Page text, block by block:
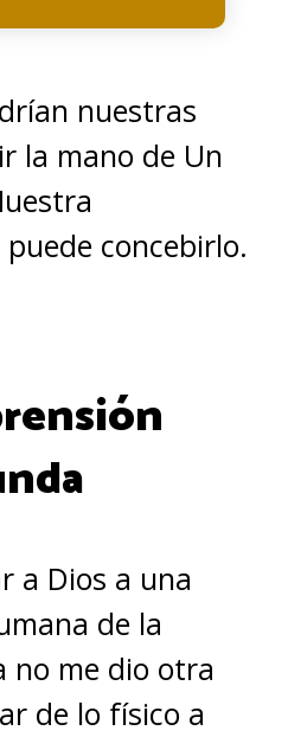
nuestras
la mano de Un
concebirlo.
a Dios a una
de la
no me dio otra
de lo físico a